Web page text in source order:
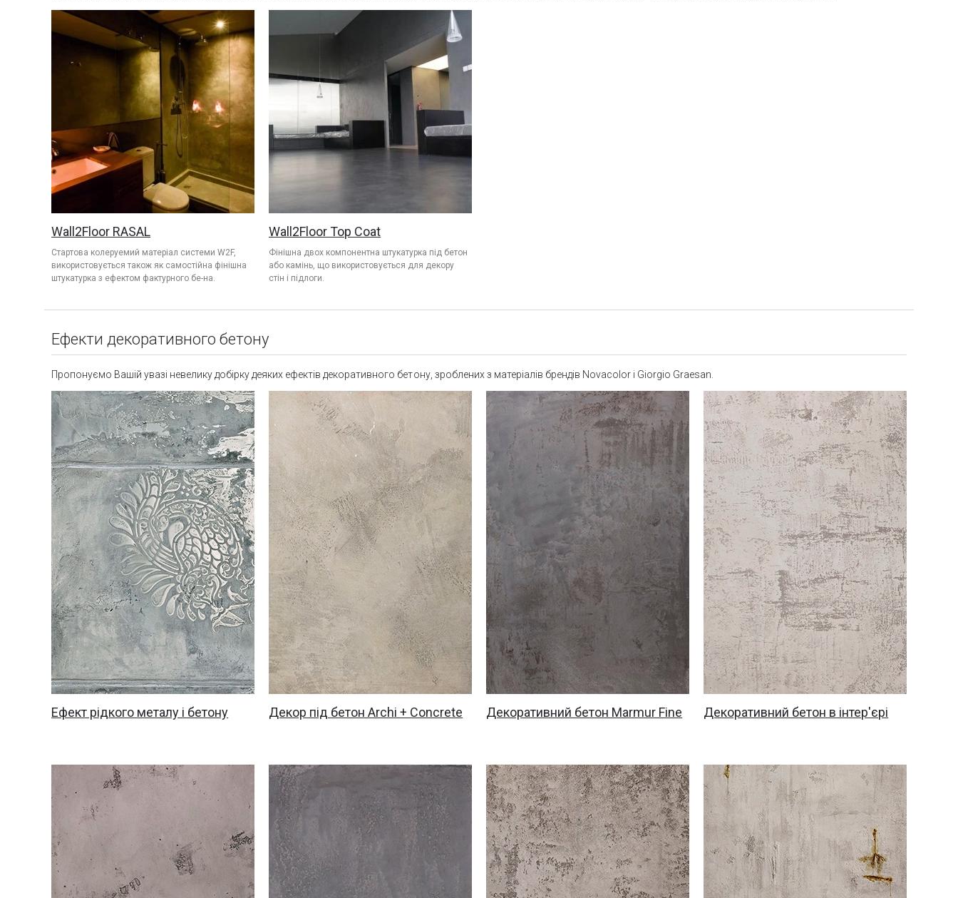
Wall2Floor RASAL
Стартова колеруемий матеріал системи W2F,
використовується також як самостійна фінішна
штукатурка з ефектом фактурного бе-на.
Wall2Floor Top Coat
Фінішна двох компонентна штукатурка під бетон
або камінь, що використовується для декору
стін і підлоги.
Ефекти декоративного бетону
Пропонуємо Вашій увазі невелику добірку деяких ефектів декоративного бетону, зроблених з матеріалів брендів Novacolor і Giorgio Graesan.
Ефект рідкого металу і бетону Декор під бетон Archi + Concrete Декоративний бетон Marmur Fine Декоративний бетон в інтер'єрі